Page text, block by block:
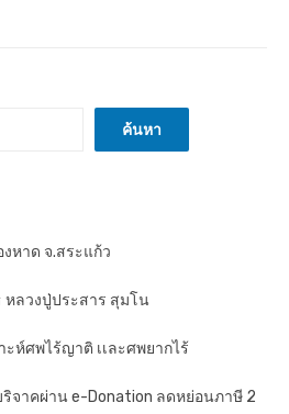
ค้นหา
หาด จ.สระแก้ว
ลวงปู่ประสาร สุมโน
ห์ศพไร้ญาติ เเละศพยากไร้
จาคผ่าน e-Donation ลดหย่อนภาษี 2